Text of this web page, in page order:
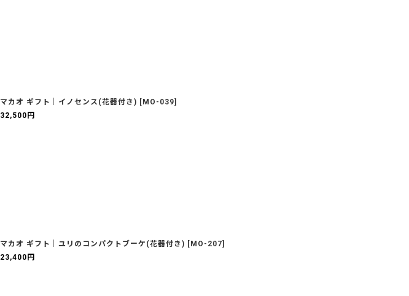
マカオ ギフト｜イノセンス(花器付き) [ MO-039]
32,500 円
マカオ ギフト｜ユリのコンパクトブーケ(花器付き) [ MO-207]
23,400 円